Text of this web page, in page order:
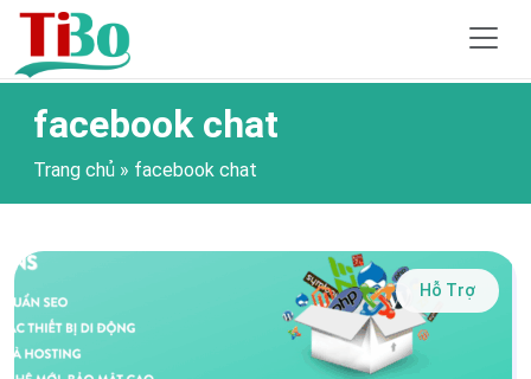
facebook chat
Trang chủ » facebook chat
Hỗ Trợ